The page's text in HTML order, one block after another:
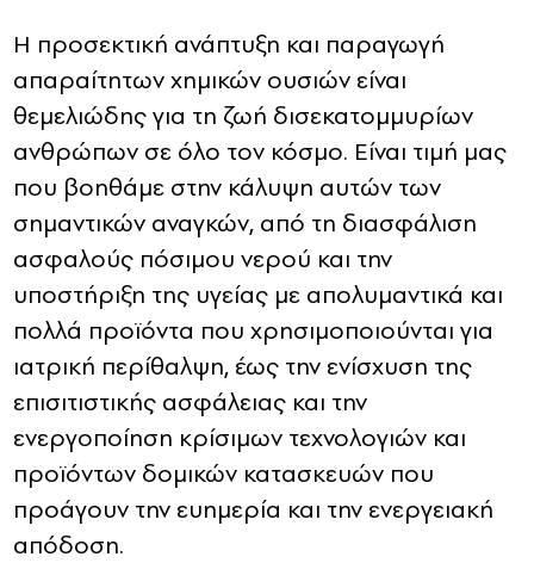
Η προσεκτική ανάπτυξη και παραγωγή
απαραίτητων χημικών ουσιών είναι
θεμελιώδης για τη ζωή δισεκατομμυρίων
ανθρώπων σε όλο τον κόσμο. Είναι τιμή μας
που βοηθάμε στην κάλυψη αυτών των
σημαντικών αναγκών, από τη διασφάλιση
ασφαλούς πόσιμου νερού και την
υποστήριξη της υγείας με απολυμαντικά και
πολλά προϊόντα που χρησιμοποιούνται για
ιατρική περίθαλψη, έως την ενίσχυση της
επισιτιστικής ασφάλειας και την
ενεργοποίηση κρίσιμων τεχνολογιών και
προϊόντων δομικών κατασκευών που
προάγουν την ευημερία και την ενεργειακή
απόδοση.